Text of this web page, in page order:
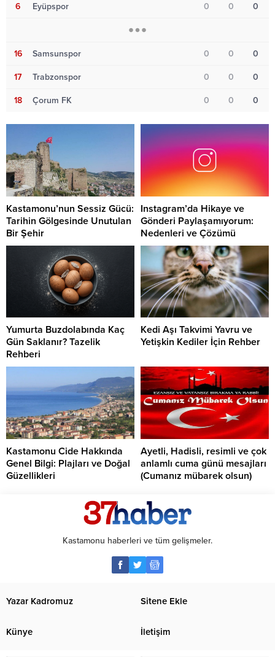
6 Eyüpspor 0 0 0
16 Samsunspor 0 0 0
17 Trabzonspor 0 0 0
18 Çorum FK 0 0 0
Kastamonu’nun Sessiz Gücü:
Tarihin Gölgesinde Unutulan
Bir Şehir
Instagram’da Hikaye ve
Gönderi Paylaşamıyorum:
Nedenleri ve Çözümü
Yumurta Buzdolabında Kaç
Gün Saklanır? Tazelik
Rehberi
Kedi Aşı Takvimi Yavru ve
Yetişkin Kediler İçin Rehber
Kastamonu Cide Hakkında
Genel Bilgi: Plajları ve Doğal
Güzellikleri
Ayetli, Hadisli, resimli ve çok
anlamlı cuma günü mesajları
(Cumanız mübarek olsun)
Kastamonu haberleri ve tüm gelişmeler.
Yazar Kadromuz Sitene Ekle
Künye İletişim